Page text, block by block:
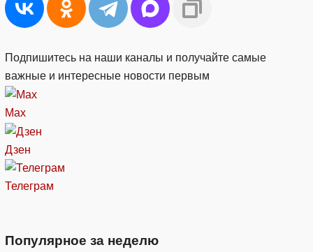
Подпишитесь на наши каналы и получайте самые
важные и интересные новости первым
Max
Дзен
Телеграм
Популярное за неделю